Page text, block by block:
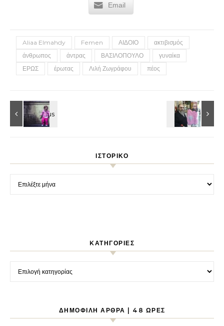
Email
Aliaa Elmahdy Femen ΑΙΔΟΙΟ
ακτιβισμός
άνθρωπος
άντρας ΒΑΣΙΛΟΠΟΥΛΟ
γυναίκα
ΕΡΩΣ
έρωτας Λιλή Ζωγράφου πέος
ΙΣΤΟΡΙΚΌ
Ιστορικό
KΑΤΗΓΟΡΊΕΣ
Kατηγορίες
ΔΗΜΟΦΙΛΉ ΆΡΘΡΑ | 48 ΏΡΕΣ